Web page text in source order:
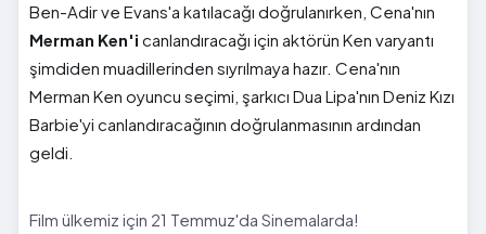
Ben-Adir ve Evans'a katılacağı doğrulanırken, Cena'nın
Merman Ken'i canlandıracağı için aktörün Ken varyantı
şimdiden muadillerinden sıyrılmaya hazır. Cena'nın
Merman Ken oyuncu seçimi, şarkıcı Dua Lipa'nın Deniz Kızı
Barbie'yi canlandıracağının doğrulanmasının ardından
geldi.
Film ülkemiz için 21 Temmuz'da Sinemalarda!